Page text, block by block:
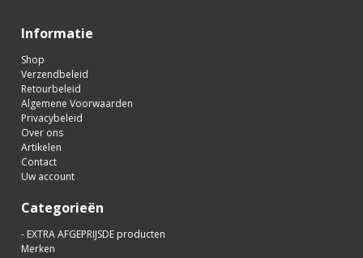
Informatie
Shop
Verzendbeleid
Retourbeleid
Algemene Voorwaarden
Privacybeleid
Over ons
Artikelen
Contact
Uw account
Categorieën
- EXTRA AFGEPRIJSDE producten
Merken